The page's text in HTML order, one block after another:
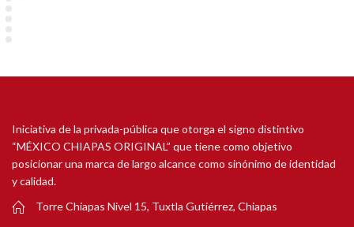
Iniciativa de la privada-pública que otorga el signo distintivo
“MÉXICO CHIAPAS ORIGINAL” que tiene como objetivo
posicionar una marca de largo alcance como sinónimo de identidad
y calidad.
Torre Chiapas Nivel 15, Tuxtla Gutiérrez, Chiapas